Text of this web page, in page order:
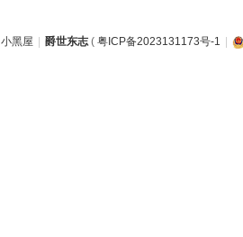
小黑屋 | 爵世东志( 粤ICP备2023131173号-1 |